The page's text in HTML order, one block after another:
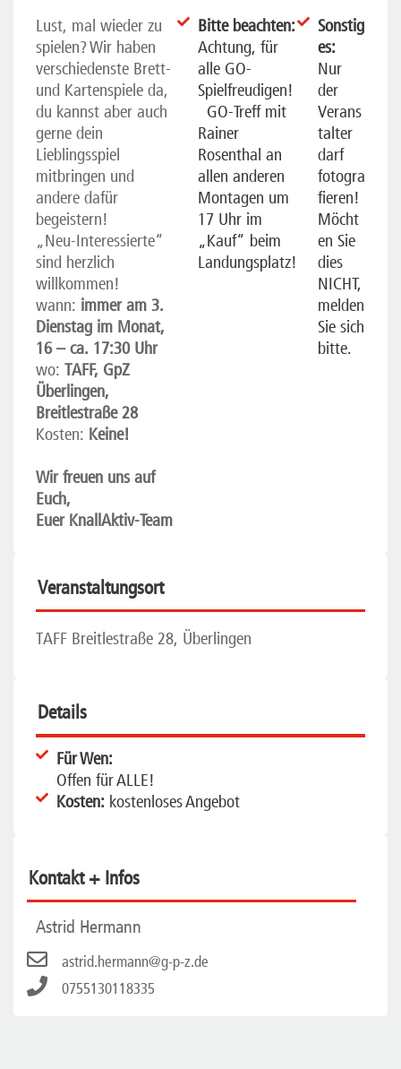
Lust, mal wieder zu
spielen? Wir haben
verschiedenste Brett-
und Kartenspiele da,
du kannst aber auch
gerne dein
Lieblingsspiel
mitbringen und
andere dafür
begeistern!
„Neu-Interessierte“
sind herzlich
willkommen!
wann: immer am 3.
Dienstag im Monat,
16 – ca. 17:30 Uhr
wo: TAFF, GpZ
Überlingen,
Breitlestraße 28
Kosten: Keine!
Wir freuen uns auf
Euch,
Euer KnallAktiv-Team
Bitte beachten:
Achtung, für
alle GO-
Spielfreudigen!
GO-Treff mit
Rainer
Rosenthal an
allen anderen
Montagen um
17 Uhr im
„Kauf“ beim
Landungsplatz!
Sonstig
es:
Nur
der
Verans
talter
darf
fotogra
fieren!
Möcht
en Sie
dies
NICHT,
melden
Sie sich
bitte.
Veranstaltungsort
TAFF Breitlestraße 28, Überlingen
Details
Für Wen:
Offen für ALLE!
Kosten: kostenloses Angebot
Kontakt + Infos
Astrid Hermann
astrid.hermann@g-p-z.de
0755130118335